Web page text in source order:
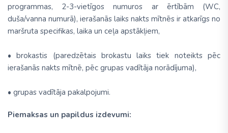
programmas, 2-3-vietīgos numuros ar ērtībām (WC,
duša/vanna numurā), ierašanās laiks nakts mītnēs ir atkarīgs no
maršruta specifikas, laika un ceļa apstākļiem,
• brokastis (paredzētais brokastu laiks tiek noteikts pēc
ierašanās nakts mītnē, pēc grupas vadītāja norādījuma),
• grupas vadītāja pakalpojumi.
Piemaksas un papildus izdevumi: